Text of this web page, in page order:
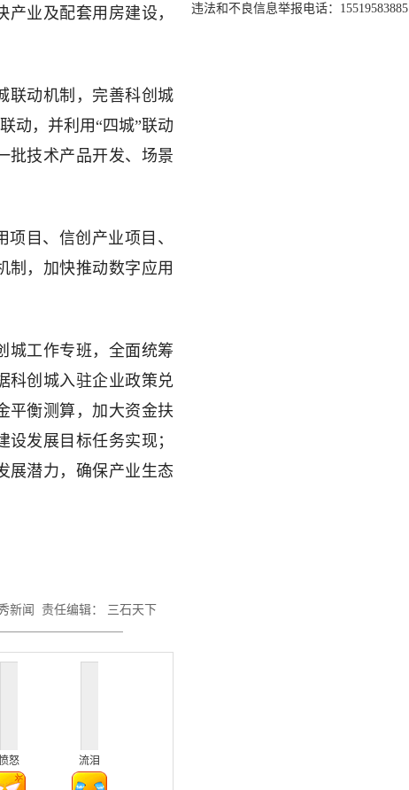
业及配套用房建设，
联动机制，完善科创城
动，并利用“四城”联动
批技术产品开发、场景
目、信创产业项目、
制，加快推动数字应用
城工作专班，全面统筹
科创城入驻企业政策兑
平衡测算，加大资金扶
发展目标任务实现；
展潜力，确保产业生态
新闻 责任编辑： 三石天下
怒 流泪
违法和不良信息举报电话：15519583885